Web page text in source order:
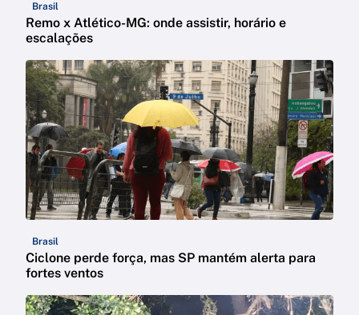
Brasil
Remo x Atlético-MG: onde assistir, horário e
escalações
Brasil
Ciclone perde força, mas SP mantém alerta para
fortes ventos